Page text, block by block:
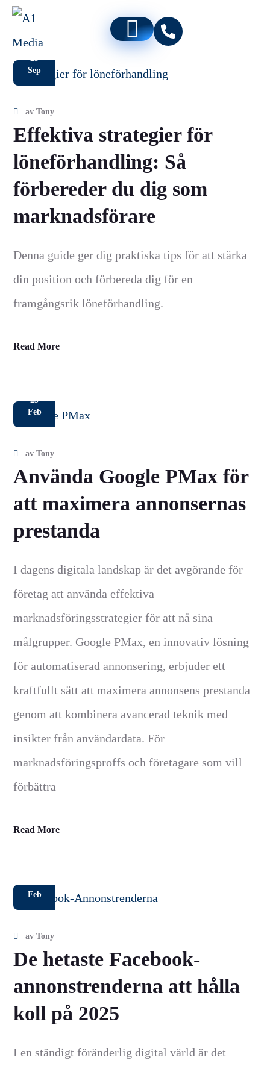
23
Sep
avTony
Effektiva strategier för
löneförhandling: Så
förbereder du dig som
marknadsförare
Denna guide ger dig praktiska tips för att stärka
din position och förbereda dig för en
framgångsrik löneförhandling.
Read More
23
Feb
avTony
Använda Google PMax för
att maximera annonsernas
prestanda
I dagens digitala landskap är det avgörande för
företag att använda effektiva
marknadsföringsstrategier för att nå sina
målgrupper. Google PMax, en innovativ lösning
för automatiserad annonsering, erbjuder ett
kraftfullt sätt att maximera annonsens prestanda
genom att kombinera avancerad teknik med
insikter från användardata. För
marknadsföringsproffs och företagare som vill
förbättra
Read More
16
Feb
avTony
De hetaste Facebook-
annonstrenderna att hålla
koll på 2025
I en ständigt föränderlig digital värld är det